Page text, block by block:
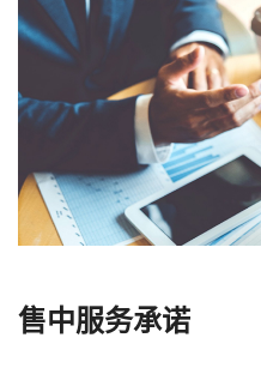
售中服务承诺